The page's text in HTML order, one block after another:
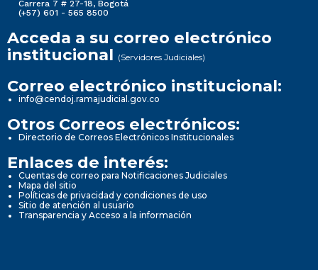
Carrera 7 # 27-18, Bogotá
(+57) 601 - 565 8500
Acceda a su correo electrónico
institucional (Servidores Judiciales)
Correo electrónico institucional:
info@cendoj.ramajudicial.gov.co
Otros Correos electrónicos:
Directorio de Correos Electrónicos Institucionales
Enlaces de interés:
Cuentas de correo para Notificaciones Judiciales
Mapa del sitio
Políticas de privacidad y condiciones de uso
Sitio de atención al usuario
Transparencia y Acceso a la información